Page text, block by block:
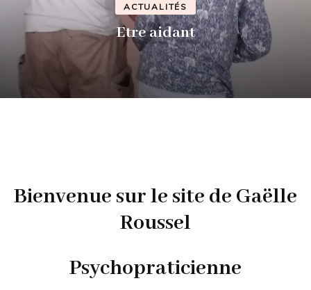
ACTUALITÉS
Etre aidant
Bienvenue sur le site de Gaëlle
Roussel
Psychopraticienne